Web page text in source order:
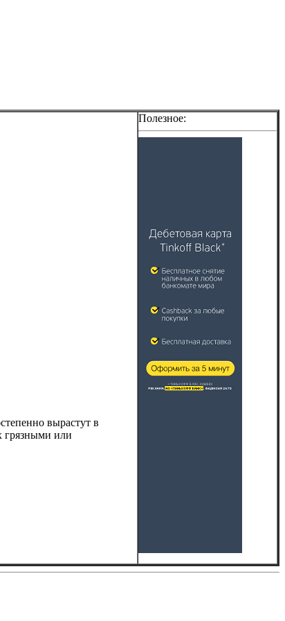
вырастут в
грязными или
Полезное: